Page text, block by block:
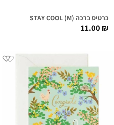
כרטיס ברכה (STAY COOL (M
11.00₪